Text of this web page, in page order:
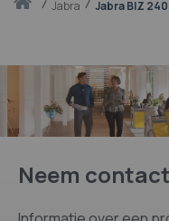
Thuisjabra Jabra BIZ
Neem